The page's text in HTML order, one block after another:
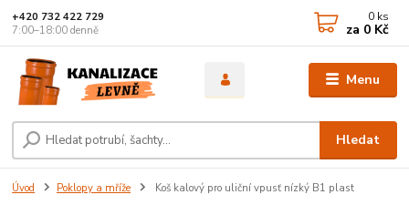
Menu
Hledat
+420 732 422 729
7:00–18:00 denně
0 ks
za 0 Kč
Úvod Poklopy a mříže Koš kalový pro uliční vpusť nízký B1 plast